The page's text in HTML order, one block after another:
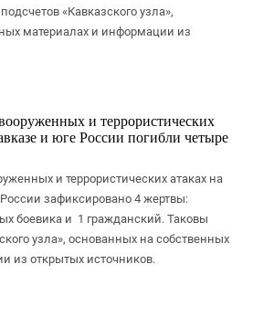
«Кавказского узла»,
материалах и информации из
и террористических
и юге России погибли четыре
и террористических атаках на
зафиксировано 4 жертвы:
боевика и 1 гражданский. Таковы
узла», основанных на собственных
из открытых источников.